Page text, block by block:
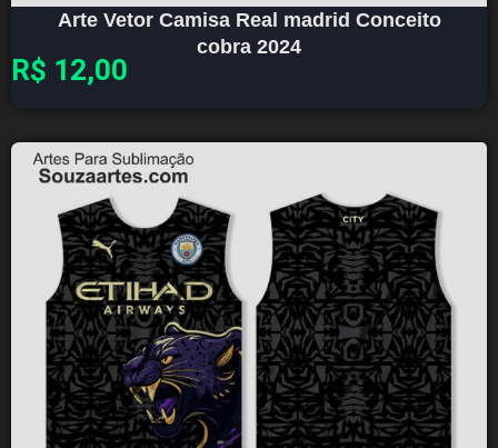
Arte Vetor Camisa Real madrid Conceito
cobra 2024
R$ 12,00